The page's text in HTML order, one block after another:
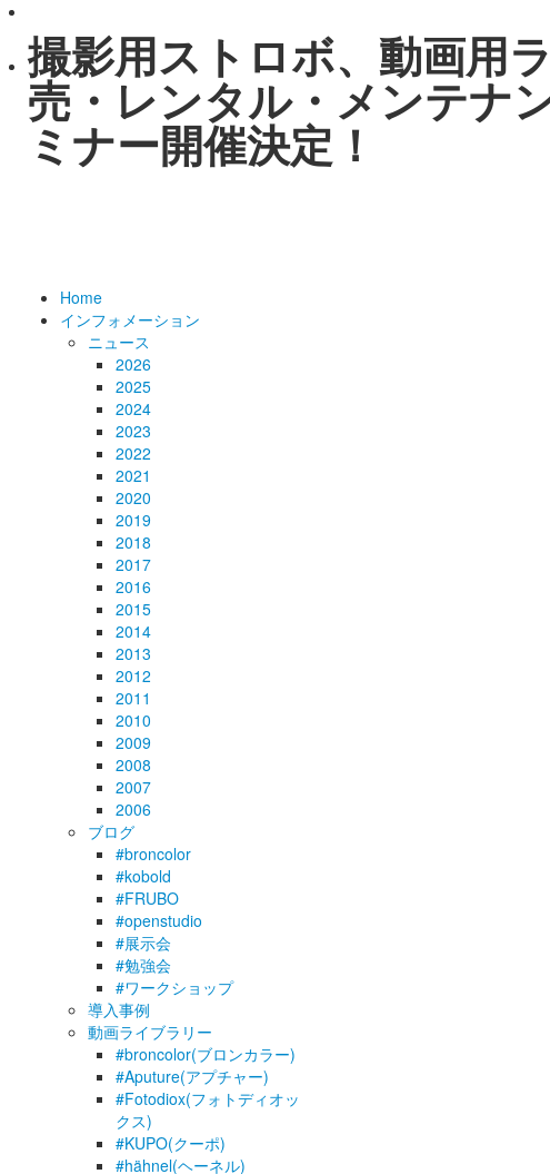
撮影用ストロボ、動画用
売・レンタル・メンテ
ミナー開催決定！
Home
インフォメーション
ニュース
2026
2025
2024
2023
2022
2021
2020
2019
2018
2017
2016
2015
2014
2013
2012
2011
2010
2009
2008
2007
2006
ブログ
#broncolor
#kobold
#FRUBO
#openstudio
#展示会
#勉強会
#ワークショップ
導入事例
動画ライブラリー
#broncolor(ブロンカラー)
#Aputure(アプチャー)
#Fotodiox(フォトディオッ
クス)
#KUPO(クーポ)
#hähnel(ヘーネル)